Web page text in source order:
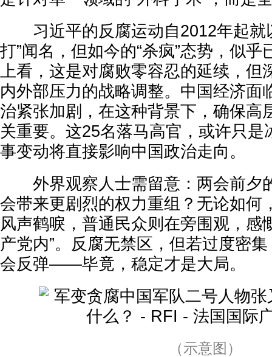
习近平的反腐运动自2012年起就
打”闻名，但如今的“杀疯”态势，似
上看，这是对腐败零容忍的延续，但
内外部压力的战略调整。中国经济面
治紧张加剧，在这种背景下，确保高
关重要。这25名落马高官，或许只是
事变动将直接影响中国政治走向。
外界观察人士需留意：两会前夕
会带来更剧烈的权力重组？无论如何
风声鹤唳，普通民众则在旁围观，感
产党内”。反腐无禁区，但若过度密
会反弹——毕竟，稳定才是大局。
（示意图）